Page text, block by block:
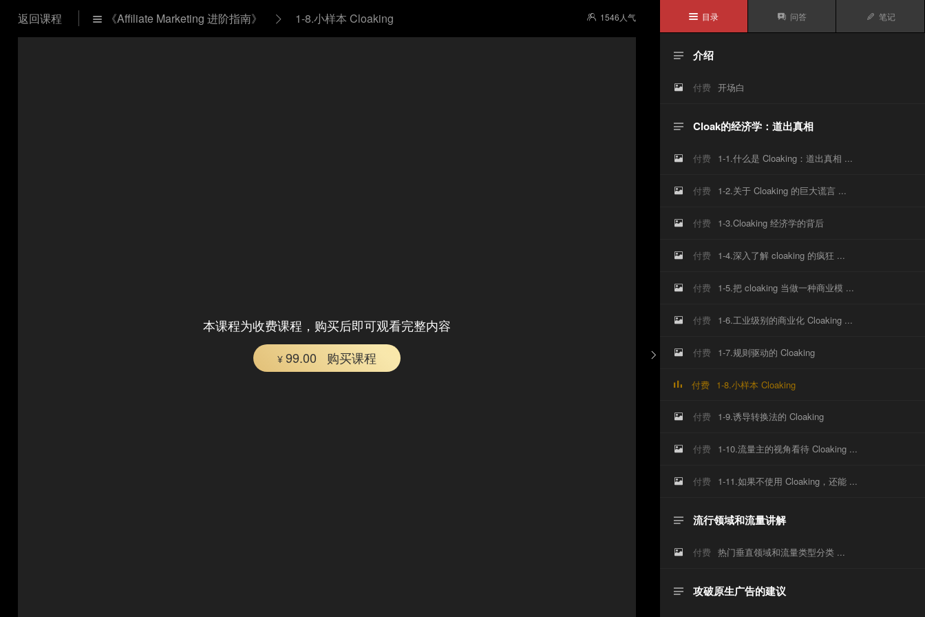
 1546 人气
返回课程  《Affiliate Marketing 进阶指南》  1-8.小样本 Cloaking
本课程为收费课程，购买后即可观看完整内容
¥ 99.00 购买课程 
 目录  问答  笔记
 介绍
 付费 开场白
 Cloak的经济学：道出真相
 付费 1-1.什么是 Cloaking：道出真相 ...
 付费 1-2.关于 Cloaking 的巨大谎言 ...
 付费 1-3.Cloaking 经济学的背后
 付费 1-4.深入了解 cloaking 的疯狂 ...
 付费 1-5.把 cloaking 当做一种商业模 ...
 付费 1-6.工业级别的商业化 Cloaking ...
 付费 1-7.规则驱动的 Cloaking
付费 1-8.小样本 Cloaking
 付费 1-9.诱导转换法的 Cloaking
 付费 1-10.流量主的视角看待 Cloaking ...
 付费 1-11.如果不使用 Cloaking，还能 ...
 流行领域和流量讲解
 付费 热门垂直领域和流量类型分类 ...
 攻破原生广告的建议